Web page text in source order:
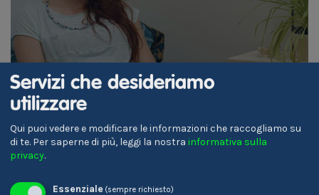
Karin Ladinser
Servizi che desideriamo
utilizzare
Qui puoi vedere e modificare le informazioni che raccogliamo su
di te. Per saperne di più, leggi la nostra informativa sulla
privacy.
Essenziale (sempre richiesto)